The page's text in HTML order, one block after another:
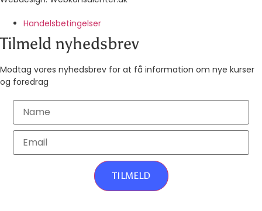
Handelsbetingelser
Tilmeld nyhedsbrev
Modtag vores nyhedsbrev for at få information om nye kurser
og foredrag
TILMELD